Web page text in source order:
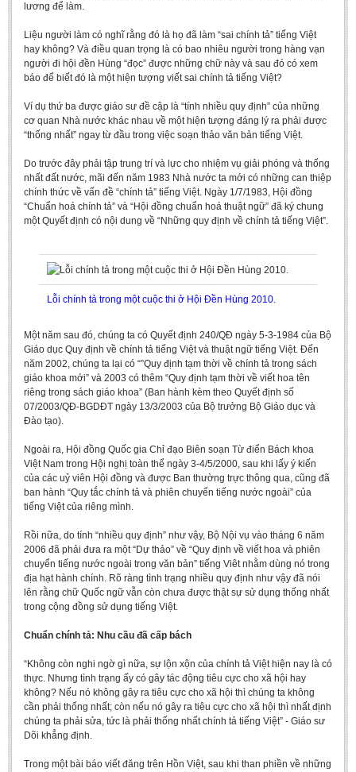
Perspective
To Build a Standard Orthography in Schools and the Media
80 Years of New Poetry and the Self-Reliant Literary Group
ALUMNI
Alumni Association
Scholarship Fund
STUDENT ACTIVITIES
Literature Club
Calligraphy Club
lương để làm.
Liệu người làm có nghĩ rằng đó là họ đã làm “sai chính tả” tiếng Việt
hay không? Và điều quan trọng là có bao nhiêu người trong hàng vạn
người đi hội đền Hùng “đọc” được những chữ này và sau đó có xem
báo để biết đó là một hiện tượng viết sai chính tả tiếng Việt?
Ví dụ thứ ba được giáo sư đề cập là “tính nhiều quy định” của những
cơ quan Nhà nước khác nhau về một hiện tượng đáng lý ra phải được
“thống nhất” ngay từ đầu trong việc soạn thảo văn bản tiếng Việt.
Do trước đây phải tập trung trí và lực cho nhiệm vụ giải phóng và thống
nhất đất nước, mãi đến năm 1983 Nhà nước ta mới có những can thiệp
chính thức về vấn đề “chính tả” tiếng Việt. Ngày 1/7/1983, Hội đồng
“Chuẩn hoá chính tả” và “Hội đồng chuẩn hoá thuật ngữ” đã ký chung
một Quyết định có nội dung về “Những quy định về chính tả tiếng Việt”.
Lỗi chính tả trong một cuộc thi ở Hội Đền Hùng 2010.
Một năm sau đó, chúng ta có Quyết định 240/QĐ ngày 5-3-1984 của Bộ
Giáo dục Quy định về chính tả tiếng Việt và thuật ngữ tiếng Việt. Đến
năm 2002, chúng ta lại có “”Quy định tạm thời về chính tả trong sách
giáo khoa mới” và 2003 có thêm “Quy định tạm thời về viết hoa tên
riêng trong sách giáo khoa” (Ban hành kèm theo Quyết định số
07/2003/QĐ-BGDĐT ngày 13/3/2003 của Bộ trưởng Bộ Giáo dục và
Đào tạo).
Ngoài ra, Hội đồng Quốc gia Chỉ đạo Biên soạn Từ điển Bách khoa
Việt Nam trong Hội nghị toàn thể ngày 3-4/5/2000, sau khi lấy ý kiến
của các uỷ viên Hội đồng và được Ban thường trực thông qua, cũng đã
ban hành “Quy tắc chính tả và phiên chuyển tiếng nước ngoài” của
tiếng Việt của riêng mình.
Rồi nữa, do tính “nhiều quy định” như vậy, Bộ Nội vụ vào tháng 6 năm
2006 đã phải đưa ra một “Dự thảo” về “Quy định về viết hoa và phiên
chuyển tiếng nước ngoài trong văn bản” tiếng Viêt nhằm dùng nó trong
địa hạt hành chính. Rõ ràng tình trạng nhiều quy định như vậy đã nói
lên rằng chữ Quốc ngữ vẫn còn chưa được thật sự sử dụng thống nhất
trong cộng đồng sử dụng tiếng Việt.
Chuẩn chính tả: Nhu cầu đã cấp bách
“Không còn nghi ngờ gì nữa, sự lộn xộn của chính tả Việt hiện nay là có
thực. Nhưng tình trạng ấy có gây tác động tiêu cực cho xã hội hay
không? Nếu nó không gây ra tiêu cực cho xã hội thì chúng ta không
cần phải thống nhất; còn nếu nó gây ra tiêu cực cho xã hội thì nhất định
chúng ta phải sửa, tức là phải thống nhất chính tả tiếng Việt” - Giáo sư
Dõi khẳng định.
Trong một bài báo viết đăng trên Hồn Việt, sau khi than phiền về những